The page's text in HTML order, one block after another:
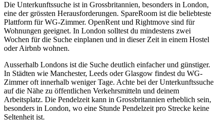
Die Unterkunftssuche ist in Grossbritannien, besonders in London,
eine der grössten Herausforderungen. SpareRoom ist die beliebteste
Plattform für WG-Zimmer. OpenRent und Rightmove sind für
Wohnungen geeignet. In London solltest du mindestens zwei
Wochen für die Suche einplanen und in dieser Zeit in einem Hostel
oder Airbnb wohnen.
Ausserhalb Londons ist die Suche deutlich einfacher und günstiger.
In Städten wie Manchester, Leeds oder Glasgow findest du WG-
Zimmer oft innerhalb weniger Tage. Achte bei der Unterkunftssuche
auf die Nähe zu öffentlichen Verkehrsmitteln und deinem
Arbeitsplatz. Die Pendelzeit kann in Grossbritannien erheblich sein,
besonders in London, wo eine Stunde Pendelzeit pro Strecke keine
Seltenheit ist.